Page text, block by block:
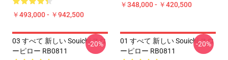
￥493,000 - ￥942,500
￥348,000 - ￥420,500
03 すべて 新しい Souichi スロ
ーピロー RB0811
-20%
01 すべて 新しい Souichi スロ
ーピロー RB0811
-20%